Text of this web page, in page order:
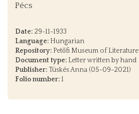
Pécs
Date: 29-11-1933
Language: Hungarian
Repository: Petőfi Museum of Literature
Document type: Letter written by hand
Publisher: Tüskés Anna (05-09-2021)
Folio number:1